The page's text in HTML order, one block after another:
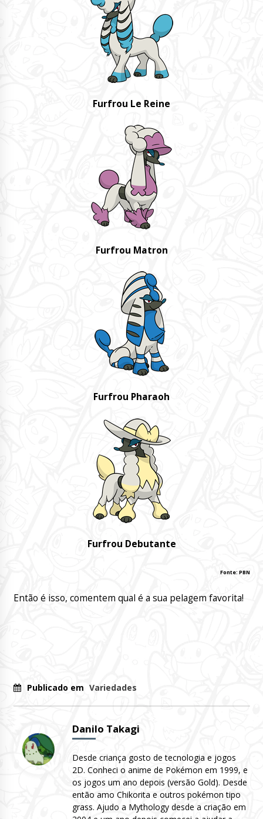
Furfrou Le Reine
Furfrou Matron
Furfrou Pharaoh
Furfrou Debutante
Fonte: PBN
Então é isso, comentem qual é a sua pelagem favorita!
Publicado em Variedades
Danilo Takagi
Desde criança gosto de tecnologia e jogos
2D. Conheci o anime de Pokémon em 1999, e
os jogos um ano depois (versão Gold). Desde
então amo Chikorita e outros pokémon tipo
grass. Ajudo a Mythology desde a criação em